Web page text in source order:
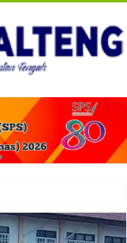
Pemdes dan BPD di